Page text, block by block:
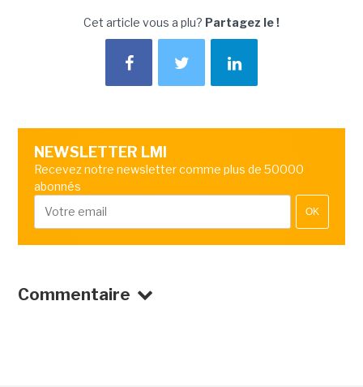
Cet article vous a plu? Partagez le !
NEWSLETTER LMI
Recevez notre newsletter comme plus de 50000
abonnés
OK
Commentaire